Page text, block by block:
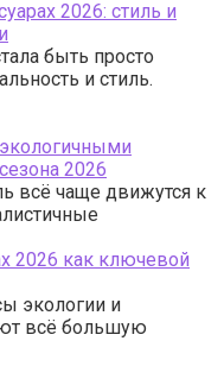
2026: стиль и
быть просто
и стиль.
2026
всё чаще движутся к
2026 как ключевой
экологии и
всё большую